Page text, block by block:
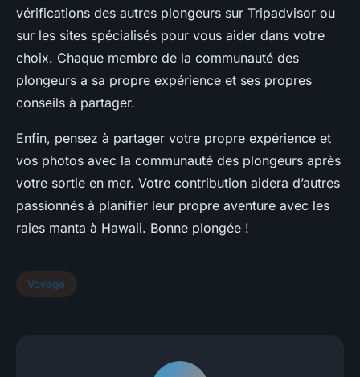
vérifications des autres plongeurs sur Tripadvisor ou
sur les sites spécialisés pour vous aider dans votre
choix. Chaque membre de la communauté des
plongeurs a sa propre expérience et ses propres
conseils à partager.
Enfin, pensez à partager votre propre expérience et
vos photos avec la communauté des plongeurs après
votre sortie en mer. Votre contribution aidera d’autres
passionnés à planifier leur propre aventure avec les
raies manta à Hawaii. Bonne plongée !
Voyage